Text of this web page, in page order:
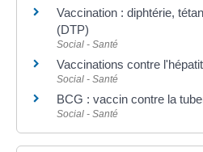
Vaccination : diphtérie,
(DTP)
Social - Santé
Vaccinations contre
Social - Santé
BCG : vaccin contre la
Social - Santé